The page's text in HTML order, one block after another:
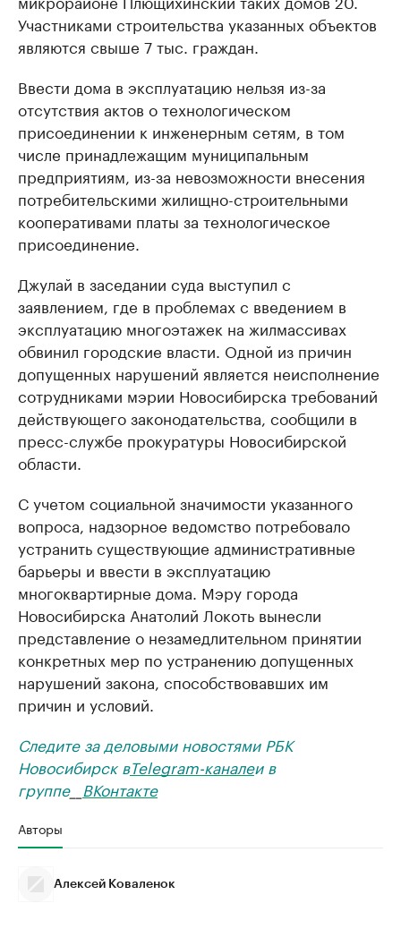
Участниками строительства указанных объектов
являются свыше 7 тыс. граждан.
Ввести дома в эксплуатацию нельзя из-за
отсутствия актов о технологическом
присоединении к инженерным сетям, в том
числе принадлежащим муниципальным
предприятиям, из-за невозможности внесения
потребительскими жилищно-строительными
кооперативами платы за технологическое
присоединение.
Джулай в заседании суда выступил с
заявлением, где в проблемах с введением в
эксплуатацию многоэтажек на жилмассивах
обвинил городские власти. Одной из причин
допущенных нарушений является неисполнение
сотрудниками мэрии Новосибирска требований
действующего законодательства, сообщили в
пресс-службе прокуратуры Новосибирской
области.
С учетом социальной значимости указанного
вопроса, надзорное ведомство потребовало
устранить существующие административные
барьеры и ввести в эксплуатацию
многоквартирные дома. Мэру города
Новосибирска Анатолий Локоть вынесли
представление о незамедлительном принятии
конкретных мер по устранению допущенных
нарушений закона, способствовавших им
причин и условий.
Следите за деловыми новостями РБК
Новосибирск вTelegram-каналеи в
группе__ ВКонтакте
Авторы
Алексей Коваленок